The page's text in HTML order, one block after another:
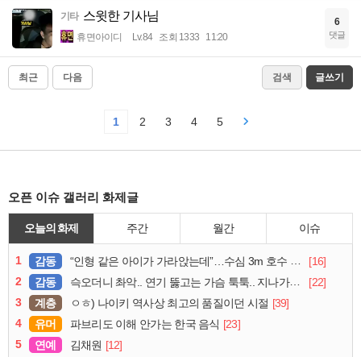
기타 스윗한 기사님
휴면아이디 Lv.84 조회 1333 11:20
6
댓글
최근 다음 검색 글쓰기
1 2 3 4 5
오픈 이슈 갤러리 화제글
오늘의 화제 주간 월간 이슈
1 감동 “인형 같은 아이가 가라앉는데”…수심 3m 호수 뛰어든 60대 의인
[16]
2
감동 슥오더니 촤악.. 연기 뚫고는 가슴 툭툭.. 지나가던 아재의 정체
[22]
3
계층 ㅇㅎ) 나이키 역사상 최고의 품질이던 시절 [39]
4
유머 파브리도 이해 안가는 한국 음식 [23]
5
연예 김채원 [12]